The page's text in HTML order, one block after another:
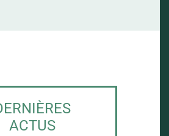
ACTUS